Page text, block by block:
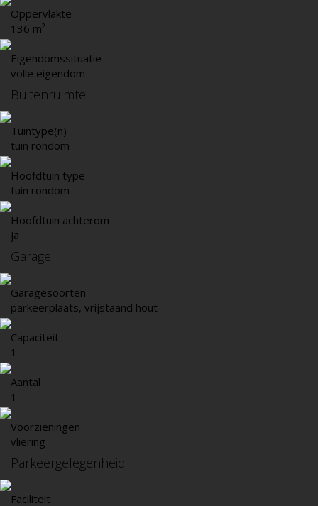
Oppervlakte
136 m²
Eigendomssituatie
volle eigendom
Buitenruimte
Tuintype(n)
tuin rondom
Hoofdtuin type
tuin rondom
Hoofdtuin achterom
ja
Garage
Garagesoorten
parkeerplaats, vrijstaand hout
Capaciteit
1
Aantal
1
Voorzieningen
vliering
Parkeergelegenheid
Faciliteit